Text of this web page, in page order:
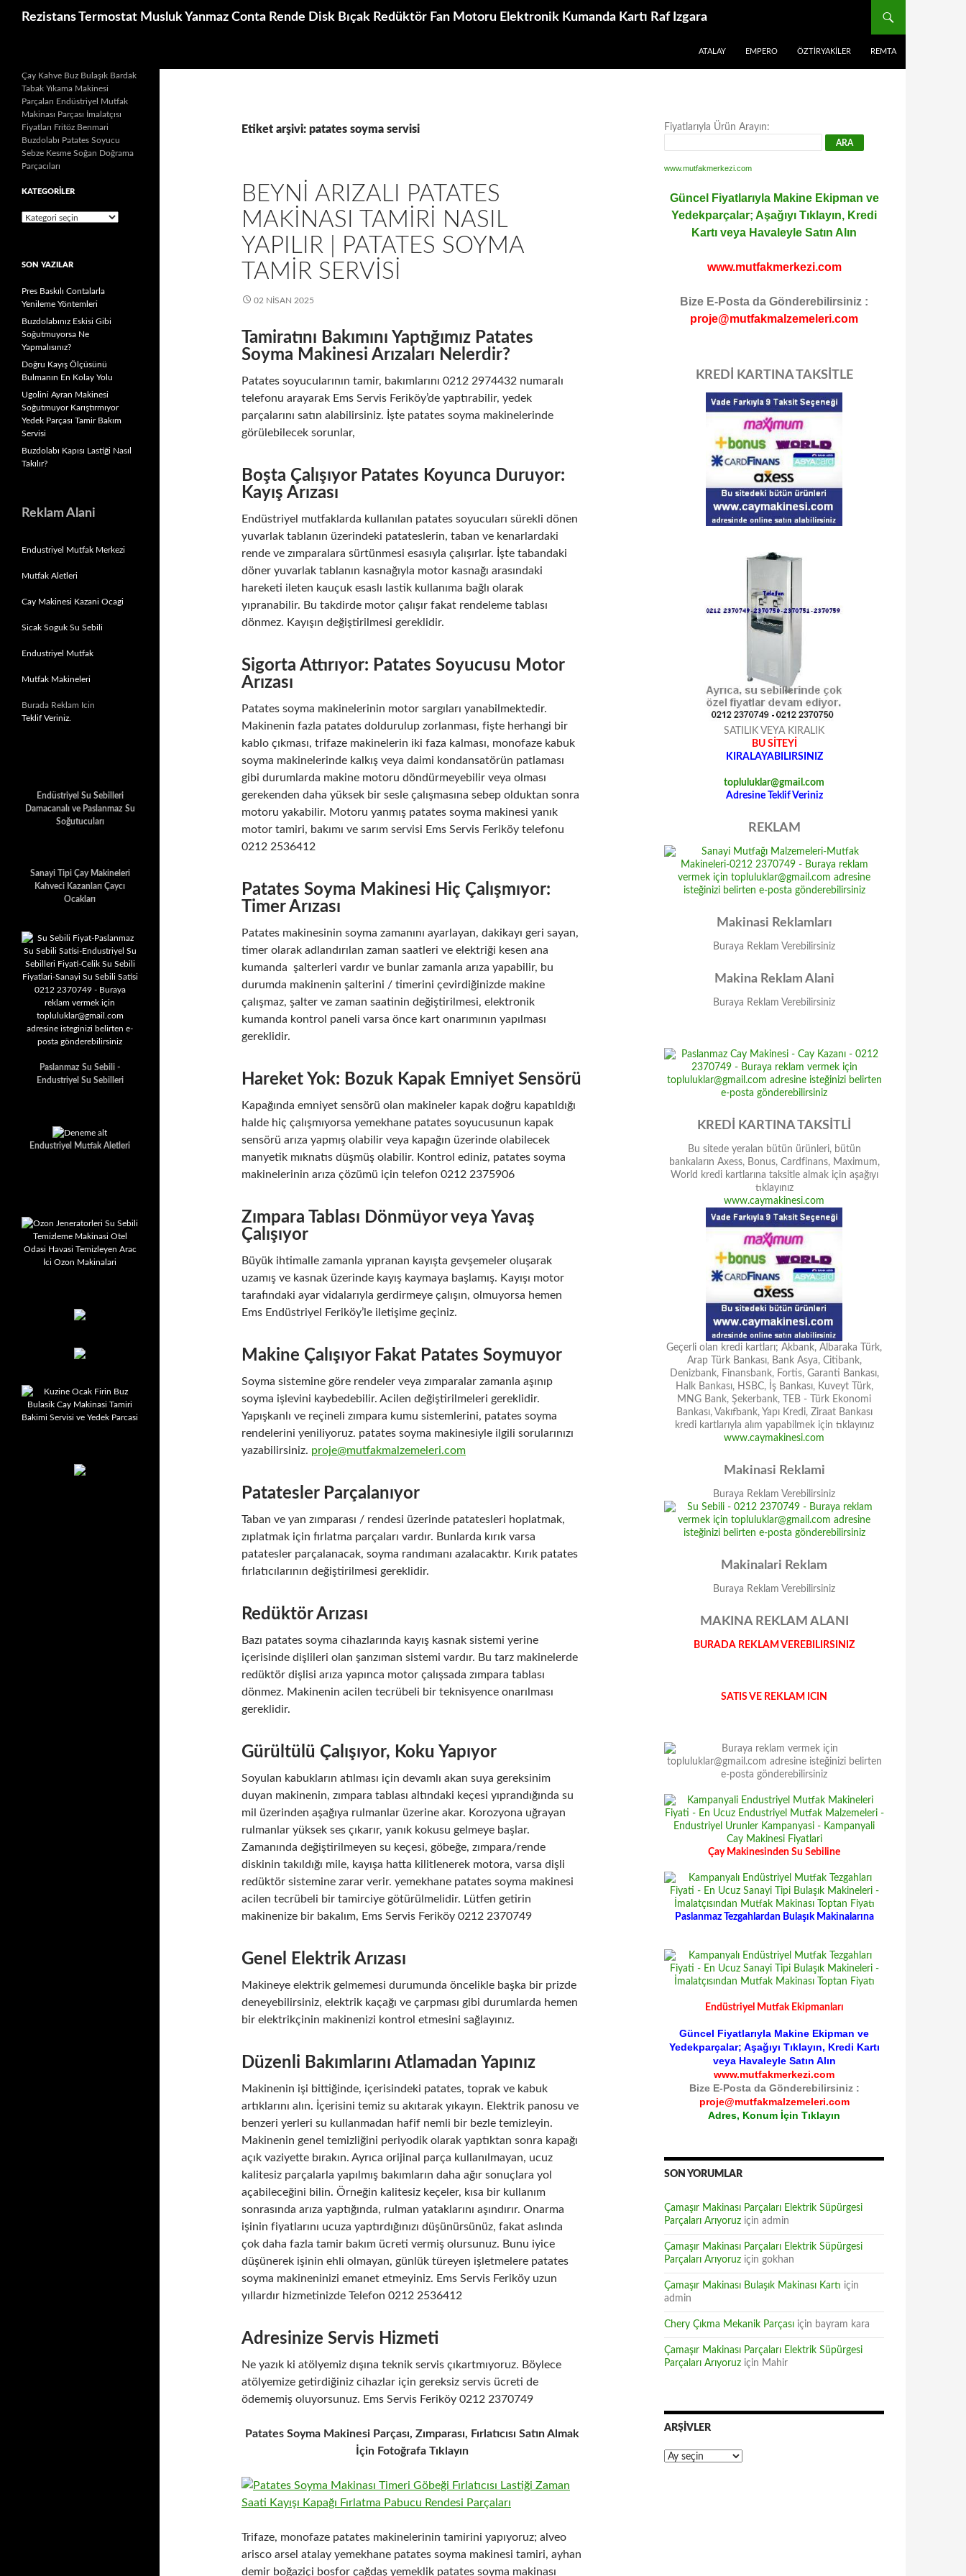
Rezistans Termostat Musluk Yanmaz Conta Rende Disk Bıçak Redüktör Fan Motoru Elektronik Kumanda Kartı Raf Izgara
ATALAY EMPERO ÖZTIRYAKILER REMTA
Etiket arşivi: patates soyma servisi
BEYNI ARIZALI PATATES
MAKINASI TAMIRI NASIL
YAPILIR | PATATES SOYMA
TAMIR SERVISI
02 NISAN 2025
Tamiratını Bakımını Yaptığımız Patates
Soyma Makinesi Arızaları Nelerdir?
Patates soyucularının tamir, bakımlarını 0212 2974432 numaralı
telefonu arayarak Ems Servis Feriköy’de yaptırabilir, yedek
parçalarını satın alabilirsiniz. İşte patates soyma makinelerinde
görülebilecek sorunlar,
Boşta Çalışıyor Patates Koyunca Duruyor:
Kayış Arızası
Endüstriyel mutfaklarda kullanılan patates soyucuları sürekli dönen
yuvarlak tablanın üzerindeki patateslerin, taban ve kenarlardaki
rende ve zımparalara sürtünmesi esasıyla çalışırlar. İşte tabandaki
döner yuvarlak tablanın kasnağıyla motor kasnağı arasındaki
hareketi ileten kauçuk esaslı lastik kullanıma bağlı olarak
yıpranabilir. Bu takdirde motor çalışır fakat rendeleme tablası
dönmez. Kayışın değiştirilmesi gereklidir.
Sigorta Attırıyor: Patates Soyucusu Motor
Arızası
Patates soyma makinelerinin motor sargıları yanabilmektedir.
Makinenin fazla patates doldurulup zorlanması, fişte herhangi bir
kablo çıkması, trifaze makinelerin iki faza kalması, monofaze kabuk
soyma makinelerinde kalkış veya daimi kondansatörün patlaması
gibi durumlarda makine motoru döndürmeyebilir veya olması
gerekenden daha yüksek bir sesle çalışmasına sebep olduktan sonra
motoru yakabilir. Motoru yanmış patates soyma makinesi yanık
motor tamiri, bakımı ve sarım servisi Ems Servis Feriköy telefonu
0212 2536412
Patates Soyma Makinesi Hiç Çalışmıyor:
Timer Arızası
Patates makinesinin soyma zamanını ayarlayan, dakikayı geri sayan,
timer olarak adlandırılan zaman saatleri ve elektriği kesen ana
kumanda şalterleri vardır ve bunlar zamanla arıza yapabilir, bu
durumda makinenin şalterini / timerini çevirdiğinizde makine
çalışmaz, şalter ve zaman saatinin değiştirilmesi, elektronik
kumanda kontrol paneli varsa önce kart onarımının yapılması
gereklidir.
Hareket Yok: Bozuk Kapak Emniyet Sensörü
Kapağında emniyet sensörü olan makineler kapak doğru kapatıldığı
halde hiç çalışmıyorsa yemekhane patates soyucusunun kapak
sensörü arıza yapmış olabilir veya kapağın üzerinde olabilecek
manyetik mıknatıs düşmüş olabilir. Kontrol ediniz, patates soyma
makinelerinin arıza çözümü için telefon 0212 2375906
Zımpara Tablası Dönmüyor veya Yavaş
Çalışıyor
Büyük ihtimalle zamanla yıpranan kayışta gevşemeler oluşarak
uzamış ve kasnak üzerinde kayış kaymaya başlamış. Kayışı motor
tarafındaki ayar vidalarıyla gerdirmeye çalışın, olmuyorsa hemen
Ems Endüstriyel Feriköy’le iletişime geçiniz.
Makine Çalışıyor Fakat Patates Soymuyor
Soyma sistemine göre rendeler veya zımparalar zamanla aşınıp
soyma işlevini kaybedebilir. Acilen değiştirilmeleri gereklidir.
Yapışkanlı ve reçineli zımpara kumu sistemlerini, patates soyma
rendelerini yeniliyoruz. patates soyma makinesiyle ilgili sorularınızı
yazabilirsiniz. proje@mutfakmalzemeleri.com
Patatesler Parçalanıyor
Taban ve yan zımparası / rendesi üzerinde patatesleri hoplatmak,
zıplatmak için fırlatma parçaları vardır. Bunlarda kırık varsa
patatesler parçalanacak, soyma randımanı azalacaktır. Kırık patates
fırlatıcılarının değiştirilmesi gereklidir.
Redüktör Arızası
Bazı patates soyma cihazlarında kayış kasnak sistemi yerine
içerisinde dişlileri olan şanzıman sistemi vardır. Bu tarz makinelerde
redüktör dişlisi arıza yapınca motor çalışsada zımpara tablası
dönmez. Makinenin acilen tecrübeli bir teknisyence onarılması
gereklidir.
Gürültülü Çalışıyor, Koku Yapıyor
Soyulan kabukların atılması için devamlı akan suya gereksinim
duyan makinenin, zımpara tablası altındaki keçesi yıprandığında su
mil üzerinden aşağıya rulmanlar üzerine akar. Korozyona uğrayan
rulmanlar yüksek ses çıkarır, yanık kokusu gelmeye başlar.
Zamanında değiştirilmeyen su keçesi, göbeğe, zımpara/rende
diskinin takıldığı mile, kayışa hatta kilitlenerek motora, varsa dişli
redüktör sistemine zarar verir. yemekhane patates soyma makinesi
acilen tecrübeli bir tamirciye götürülmelidir. Lütfen getirin
makinenize bir bakalım, Ems Servis Feriköy 0212 2370749
Genel Elektrik Arızası
Makineye elektrik gelmemesi durumunda öncelikle başka bir prizde
deneyebilirsiniz, elektrik kaçağı ve çarpması gibi durumlarda hemen
bir elektrikçinin makinenizi kontrol etmesini sağlayınız.
Düzenli Bakımlarını Atlamadan Yapınız
Makinenin işi bittiğinde, içerisindeki patates, toprak ve kabuk
artıklarını alın. İçerisini temiz su akıtarak yıkayın. Elektrik panosu ve
benzeri yerleri su kullanmadan hafif nemli bir bezle temizleyin.
Makinenin genel temizliğini periyodik olarak yaptıktan sonra kapağı
açık vaziyette bırakın. Ayrıca orijinal parça kullanılmayan, ucuz
kalitesiz parçalarla yapılmış bakımların daha ağır sonuçlara yol
açabileceğini bilin. Örneğin kalitesiz keçeler, kısa bir kullanım
sonrasında arıza yaptığında, rulman yataklarını aşındırır. Onarma
işinin fiyatlarını ucuza yaptırdığınızı düşünürsünüz, fakat aslında
çok daha fazla tamir bakım ücreti vermiş olursunuz. Bunu iyice
düşünerek işinin ehli olmayan, günlük türeyen işletmelere patates
soyma makineninizi emanet etmeyiniz. Ems Servis Feriköy uzun
yıllardır hizmetinizde Telefon 0212 2536412
Adresinize Servis Hizmeti
Ne yazık ki atölyemiz dışına teknik servis çıkartmıyoruz. Böylece
atölyemize getirdiğiniz cihazlar için gereksiz servis ücreti de
ödememiş oluyorsunuz. Ems Servis Feriköy 0212 2370749
Patates Soyma Makinesi Parçası, Zımparası, Fırlatıcısı Satın Almak
İçin Fotoğrafa Tıklayın
Trifaze, monofaze patates makinelerinin tamirini yapıyoruz; alveo
arisco arsel atalay yemekhane patates soyma makinesi tamiri, ayhan
demir boğaziçi bosfor çağdaş yemeklik patates soyma makinası
Fiyatlarıyla Ürün Arayın:
www.mutfakmerkezi.com
Güncel Fiyatlarıyla Makine Ekipman ve
Yedekparçalar; Aşağıyı Tıklayın, Kredi
Kartı veya Havaleyle Satın Alın
www.mutfakmerkezi.com
Bize E-Posta da Gönderebilirsiniz :
proje@mutfakmalzemeleri.com
KREDİ KARTINA TAKSİTLE
SATILIK VEYA KIRALIK
BU SİTEYİ
KIRALAYABILIRSINIZ
topluluklar@gmail.com
Adresine Teklif Veriniz
REKLAM
Makinasi Reklamları
Buraya Reklam Verebilirsiniz
Makina Reklam Alani
Buraya Reklam Verebilirsiniz
KREDİ KARTINA TAKSİTLİ
Bu sitede yeralan bütün ürünleri, bütün
bankaların Axess, Bonus, Cardfinans, Maximum,
World kredi kartlarına taksitle almak için aşağıyı
tıklayınız
www.caymakinesi.com
Geçerli olan kredi kartları; Akbank, Albaraka Türk,
Arap Türk Bankası, Bank Asya, Citibank,
Denizbank, Finansbank, Fortis, Garanti Bankası,
Halk Bankası, HSBC, İş Bankası, Kuveyt Türk,
MNG Bank, Şekerbank, TEB - Türk Ekonomi
Bankası, Vakıfbank, Yapı Kredi, Ziraat Bankası
kredi kartlarıyla alım yapabilmek için tıklayınız
www.caymakinesi.com
Makinasi Reklami
Buraya Reklam Verebilirsiniz
Makinalari Reklam
Buraya Reklam Verebilirsiniz
MAKINA REKLAM ALANI
BURADA REKLAM VEREBILIRSINIZ
SATIS VE REKLAM ICIN
Çay Makinesinden Su Sebiline
Paslanmaz Tezgahlardan Bulaşık Makinalarına
Endüstriyel Mutfak Ekipmanları
Güncel Fiyatlarıyla Makine Ekipman ve
Yedekparçalar; Aşağıyı Tıklayın, Kredi Kartı
veya Havaleyle Satın Alın
www.mutfakmerkezi.com
Bize E-Posta da Gönderebilirsiniz :
proje@mutfakmalzemeleri.com
Adres, Konum İçin Tıklayın
SON YORUMLAR
Çamaşır Makinası Parçaları Elektrik Süpürgesi
Parçaları Arıyoruz için admin
Çamaşır Makinası Parçaları Elektrik Süpürgesi
Parçaları Arıyoruz için gokhan
Çamaşır Makinası Bulaşık Makinası Kartı için
admin
Chery Çıkma Mekanik Parçası için bayram kara
Çamaşır Makinası Parçaları Elektrik Süpürgesi
Parçaları Arıyoruz için Mahir
ARŞIVLER
Arşivler
Çay Kahve Buz Bulaşık Bardak
Tabak Yıkama Makinesi
Parçaları Endüstriyel Mutfak
Makinası Parçası İmalatçısı
Fiyatları Fritöz Benmari
Buzdolabı Patates Soyucu
Sebze Kesme Soğan Doğrama
Parçacıları
KATEGORILER
Kategoriler
SON YAZILAR
Pres Baskılı Contalarla
Yenileme Yöntemleri
Buzdolabınız Eskisi Gibi
Soğutmuyorsa Ne
Yapmalısınız?
Doğru Kayış Ölçüsünü
Bulmanın En Kolay Yolu
Ugolini Ayran Makinesi
Soğutmuyor Karıştırmıyor
Yedek Parçası Tamir Bakım
Servisi
Buzdolabı Kapısı Lastiği Nasıl
Takılır?
Reklam Alani
Endustriyel Mutfak Merkezi
Mutfak Aletleri
Cay Makinesi Kazani Ocagi
Sicak Soguk Su Sebili
Endustriyel Mutfak
Mutfak Makineleri
Burada Reklam Icin
Teklif Veriniz.
Endüstriyel Su Sebilleri
Damacanalı ve Paslanmaz Su
Soğutucuları
Sanayi Tipi Çay Makineleri
Kahveci Kazanları Çaycı
Ocakları
Paslanmaz Su Sebili -
Endustriyel Su Sebilleri
Endustriyel Mutfak Aletleri